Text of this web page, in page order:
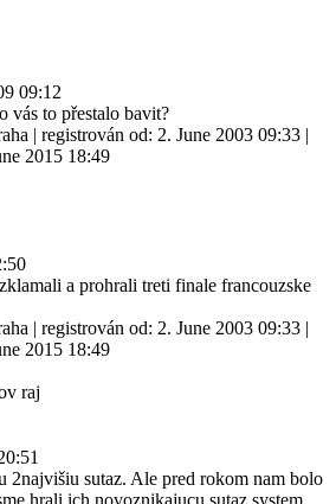
09:12
vás to přestalo bavit?
| registrován od: 2. June 2003 09:33 |
2015 18:49
a prohrali treti finale francouzske
| registrován od: 2. June 2003 09:33 |
2015 18:49
raj
2najvišiu sutaz. Ale pred rokom nam bolo
hrali ich novoznikajucu sutaz system